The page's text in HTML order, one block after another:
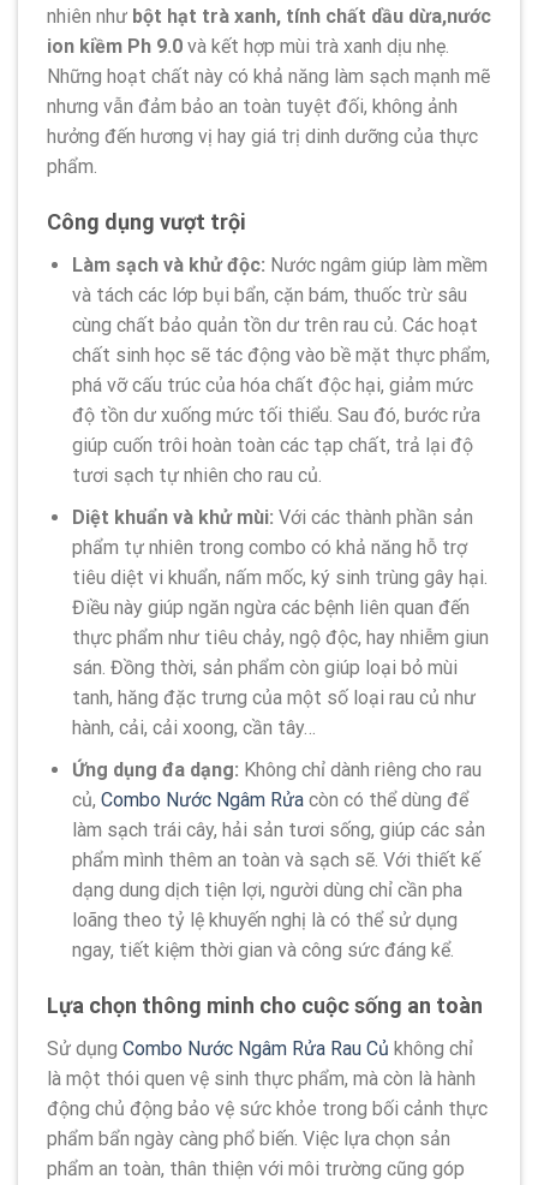
nhiên như bột hạt trà xanh, tính chất dầu dừa,nước
ion kiềm Ph 9.0 và kết hợp mùi trà xanh dịu nhẹ.
Những hoạt chất này có khả năng làm sạch mạnh mẽ
nhưng vẫn đảm bảo an toàn tuyệt đối, không ảnh
hưởng đến hương vị hay giá trị dinh dưỡng của thực
phẩm.
Công dụng vượt trội
Làm sạch và khử độc: Nước ngâm giúp làm mềm
và tách các lớp bụi bẩn, cặn bám, thuốc trừ sâu
cùng chất bảo quản tồn dư trên rau củ. Các hoạt
chất sinh học sẽ tác động vào bề mặt thực phẩm,
phá vỡ cấu trúc của hóa chất độc hại, giảm mức
độ tồn dư xuống mức tối thiểu. Sau đó, bước rửa
giúp cuốn trôi hoàn toàn các tạp chất, trả lại độ
tươi sạch tự nhiên cho rau củ.
Diệt khuẩn và khử mùi: Với các thành phần sản
phẩm tự nhiên trong combo có khả năng hỗ trợ
tiêu diệt vi khuẩn, nấm mốc, ký sinh trùng gây hại.
Điều này giúp ngăn ngừa các bệnh liên quan đến
thực phẩm như tiêu chảy, ngộ độc, hay nhiễm giun
sán. Đồng thời, sản phẩm còn giúp loại bỏ mùi
tanh, hăng đặc trưng của một số loại rau củ như
hành, cải, cải xoong, cần tây…
Ứng dụng đa dạng: Không chỉ dành riêng cho rau
củ, Combo Nước Ngâm Rửacòn có thể dùng để
làm sạch trái cây, hải sản tươi sống, giúp các sản
phẩm mình thêm an toàn và sạch sẽ. Với thiết kế
dạng dung dịch tiện lợi, người dùng chỉ cần pha
loãng theo tỷ lệ khuyến nghị là có thể sử dụng
ngay, tiết kiệm thời gian và công sức đáng kể.
Lựa chọn thông minh cho cuộc sống an toàn
Sử dụng Combo Nước Ngâm Rửa Rau Củ không chỉ
là một thói quen vệ sinh thực phẩm, mà còn là hành
động chủ động bảo vệ sức khỏe trong bối cảnh thực
phẩm bẩn ngày càng phổ biến. Việc lựa chọn sản
phẩm an toàn, thân thiện với môi trường cũng góp